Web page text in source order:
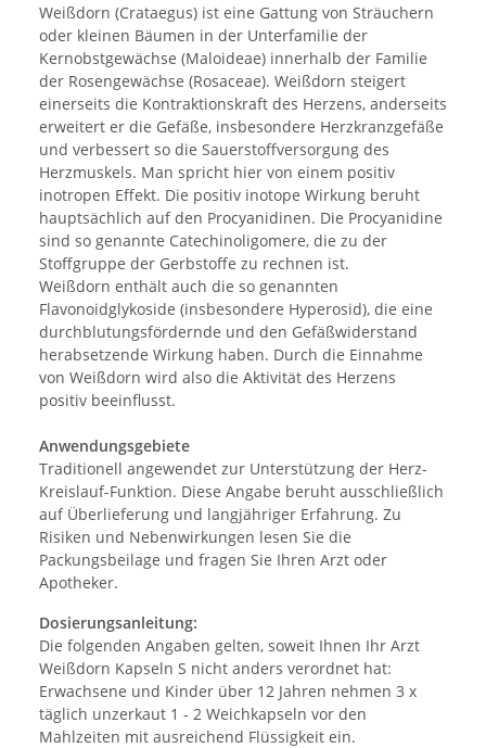
Weißdorn (Crataegus) ist eine Gattung von Sträuchern
oder kleinen Bäumen in der Unterfamilie der
Kernobstgewächse (Maloideae) innerhalb der Familie
der Rosengewächse (Rosaceae). Weißdorn steigert
einerseits die Kontraktionskraft des Herzens, anderseits
erweitert er die Gefäße, insbesondere Herzkranzgefäße
und verbessert so die Sauerstoffversorgung des
Herzmuskels. Man spricht hier von einem positiv
inotropen Effekt. Die positiv inotope Wirkung beruht
hauptsächlich auf den Procyanidinen. Die Procyanidine
sind so genannte Catechinoligomere, die zu der
Stoffgruppe der Gerbstoffe zu rechnen ist.
Weißdorn enthält auch die so genannten
Flavonoidglykoside (insbesondere Hyperosid), die eine
durchblutungsfördernde und den Gefäßwiderstand
herabsetzende Wirkung haben. Durch die Einnahme
von Weißdorn wird also die Aktivität des Herzens
positiv beeinflusst.
Anwendungsgebiete
Traditionell angewendet zur Unterstützung der Herz-
Kreislauf-Funktion. Diese Angabe beruht ausschließlich
auf Überlieferung und langjähriger Erfahrung. Zu
Risiken und Nebenwirkungen lesen Sie die
Packungsbeilage und fragen Sie Ihren Arzt oder
Apotheker.
Dosierungsanleitung:
Die folgenden Angaben gelten, soweit Ihnen Ihr Arzt
Weißdorn Kapseln S nicht anders verordnet hat:
Erwachsene und Kinder über 12 Jahren nehmen 3 x
täglich unzerkaut 1 - 2 Weichkapseln vor den
Mahlzeiten mit ausreichend Flüssigkeit ein.